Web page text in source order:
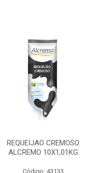
REQUEIJAO CREMOSO
ALCREMO 10X1,01KG
Código: 43133